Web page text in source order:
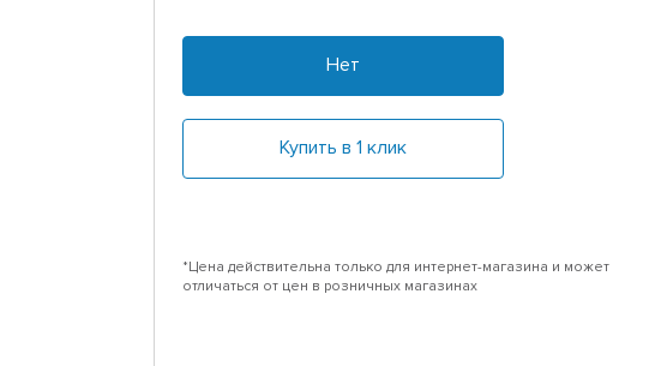
Нет
Купить в 1 клик
*Цена действительна только для интернет-магазина и может
отличаться от цен в розничных магазинах